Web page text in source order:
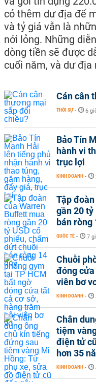
có thêm dư địa để
và tỷ giá vẫn là
nới lỏng. Những
dòng tiền sẽ được
cuối năm, và dư địa
Cán cân
THỜI SỰ - 6
Bảo Tín
hành vi
trục lợi
KINH DOANH -
Tập
gần 20 tỷ
bán ròng
QUỐC TẾ - 7
Chuỗi
đóng
viên bơ
KINH DOANH -
Chân
tiệm
điện tử
hơn 35
KINH DOANH -